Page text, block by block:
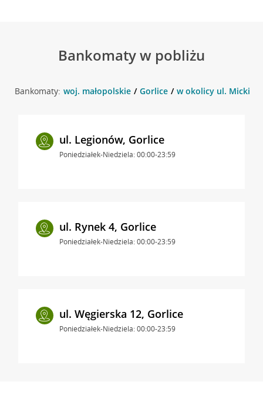
Bankomaty w pobliżu
Bankomaty: woj. małopolskie Gorlice w okolicy ul.
ul. Legionów, Gorlice
Poniedziałek-Niedziela: 00:00-23:59
ul. Rynek 4, Gorlice
Poniedziałek-Niedziela: 00:00-23:59
ul. Węgierska 12, Gorlice
Poniedziałek-Niedziela: 00:00-23:59